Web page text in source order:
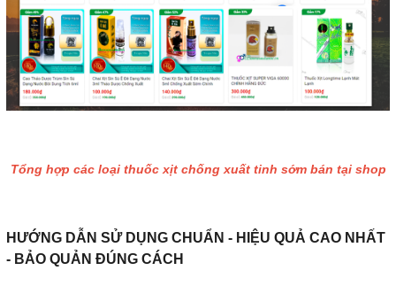
Tổng hợp các loại thuốc xịt chống xuất tinh sớm bán tại shop
HƯỚNG DẪN SỬ DỤNG CHUẨN - HIỆU QUẢ CAO NHẤT
- BẢO QUẢN ĐÚNG CÁCH